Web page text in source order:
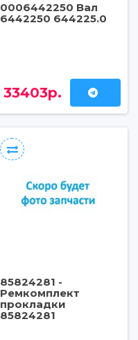
0006442250 Вал
6442250 644225.0
33403р.
85824281 -
Ремкомплект
прокладки
85824281